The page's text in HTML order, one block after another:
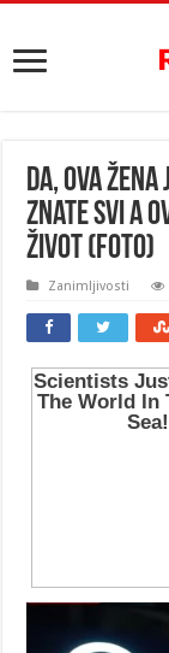
DA, OVA
znate svi a
život (FOTO)
Zanimljivosti